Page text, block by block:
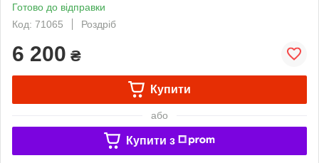
Готово до відправки
Код: 71065
Роздріб
6 200 ₴
Купити
або
Купити з